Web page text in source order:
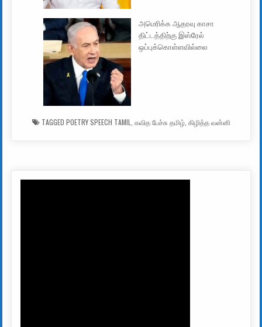
அமெரிக்க ஆதரவு காசா
திட்டத்திற்கு இஸ்ரேல்
ஒப்புக்கொள்ளவில்லை
TAGGED POETRY SPEECH TAMIL கவித பேச்சு தமிழ், கிழித்த வன்னி